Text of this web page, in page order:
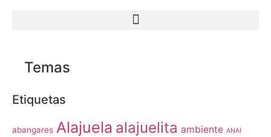
Temas
Etiquetas
abangares Alajuela alajuelita ambiente ANAI